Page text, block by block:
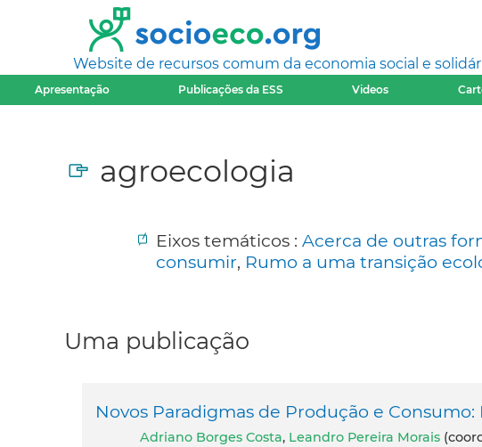
Website de recursos comum da economia social e
Apresentação Publicações da ESS Videos
agroecologia
Eixos temáticos : Acerca de outras
consumir, Rumo a uma transição
Uma publicação
Novos Paradigmas de Produção e
Adriano Borges Costa, Leandro Pereira Morais